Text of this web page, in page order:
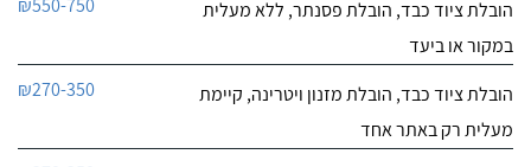
הובלת ציוד כבד, הובלת פסנתר, ללא מעלית
במקור או ביעד
₪550-750
הובלת ציוד כבד, הובלת מזנון ויטרינה, קיימת
מעלית רק באתר אחד
₪270-350